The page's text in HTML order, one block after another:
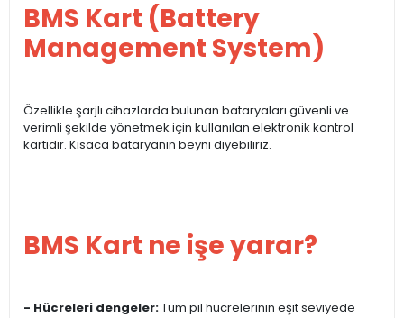
BMS Kart (Battery
Management System)
Özellikle şarjlı cihazlarda bulunan bataryaları güvenli ve
verimli şekilde yönetmek için kullanılan elektronik kontrol
kartıdır. Kısaca bataryanın beyni diyebiliriz.
BMS Kart ne işe yarar?
- Hücreleri dengeler:Tüm pil hücrelerinin eşit seviyede